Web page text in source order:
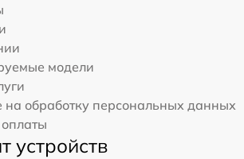
модели
на обработку персональных данных
устройств